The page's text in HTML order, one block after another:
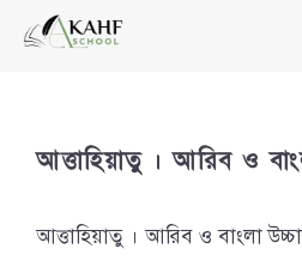
আত্তাহিয়াতু । আরিব ও
আত্তাহিয়াতু । আরিব ও বাংলা